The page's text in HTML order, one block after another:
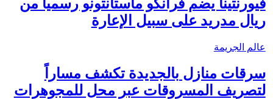
فيورنتينا يضم فرانكو ماستانتونو رسمياً من
ريال مدريد على سبيل الإعارة
عالم الجريمة
سرقات منازل بالجديدة تكشف مساراً
لتصريف المسروقات عبر محل للمجوهرات